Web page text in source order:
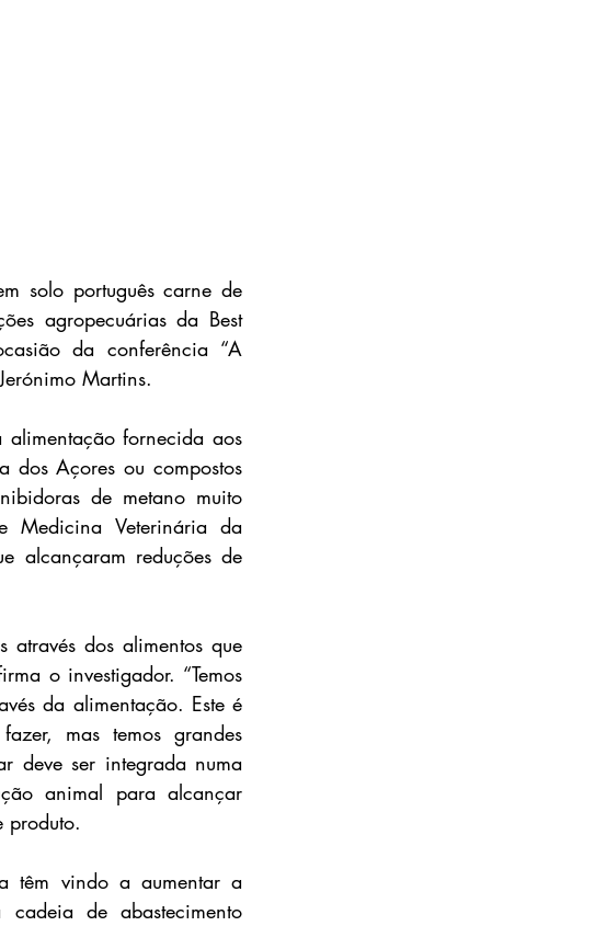
solo português carne de
agropecuárias da Best
da conferência “A
Martins.
alimentação fornecida aos
dos Açores ou compostos
de metano muito
Medicina Veterinária da
alcançaram reduções de
através dos alimentos que
o investigador. “Temos
da alimentação. Este é
mas temos grandes
deve ser integrada numa
animal para alcançar
produto.
têm vindo a aumentar a
cadeia de abastecimento